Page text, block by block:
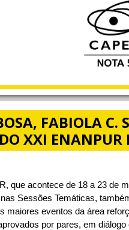
FABIOLA C.
XXI ENANPUR
que acontece de 18 a 23 de
Sessões Temáticas,
maiores eventos da área
por pares, em